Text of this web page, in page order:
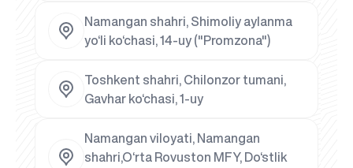
Namangan shahri, Shimoliy aylanma
yo‘li ko‘chasi, 14-uy ("Promzona")
Toshkent shahri, Chilonzor tumani,
Gavhar ko‘chasi, 1-uy
Namangan viloyati, Namangan
shahri,O‘rta Rovuston MFY, Do‘stlik